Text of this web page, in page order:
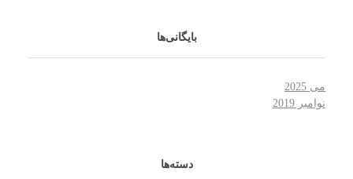
بایگانی‌ها
می 2025
نوامبر 2019
دسته‌ها